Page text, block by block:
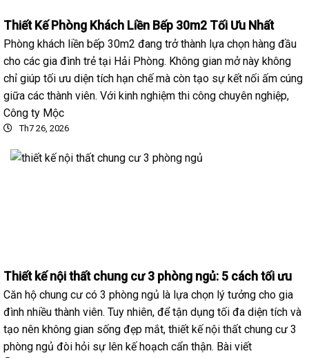
Thiết Kế Phòng Khách Liền Bếp 30m2 Tối Ưu Nhất
Phòng khách liền bếp 30m2 đang trở thành lựa chọn hàng đầu
cho các gia đình trẻ tại Hải Phòng. Không gian mở này không
chỉ giúp tối ưu diện tích hạn chế mà còn tạo sự kết nối ấm cúng
giữa các thành viên. Với kinh nghiệm thi công chuyên nghiệp,
Công ty Mộc
Th7 26, 2026
Thiết kế nội thất chung cư 3 phòng ngủ: 5 cách tối ưu
Căn hộ chung cư có 3 phòng ngủ là lựa chọn lý tưởng cho gia
đình nhiều thành viên. Tuy nhiên, để tận dụng tối đa diện tích và
tạo nên không gian sống đẹp mắt, thiết kế nội thất chung cư 3
phòng ngủ đòi hỏi sự lên kế hoạch cẩn thận. Bài viết